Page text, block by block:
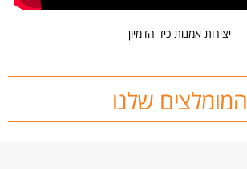
יצירות אמנות כיד הדמיון
המומלצים שלנו